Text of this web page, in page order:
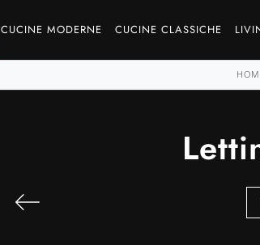
CUCINE MODERNE CUCINE CLASSICHE